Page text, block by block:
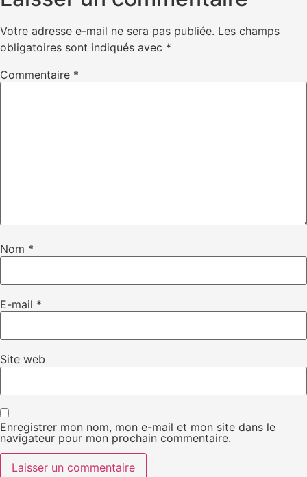
Votre adresse e-mail ne sera pas publiée. Les champs
obligatoires sont indiqués avec *
Commentaire *
Nom *
E-mail *
Site web
Enregistrer mon nom, mon e-mail et mon site dans le
navigateur pour mon prochain commentaire.